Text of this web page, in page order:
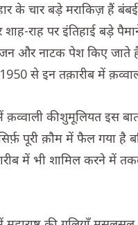
के चार बड़े मराकिज़ हैं
राह पर इंतिहाई बड़े
और नाटक पेश किए जाते
से इन तक़ारीब में
कीशुमूलियत इस
पूरी क़ौम में फैल गया
में भी शामिल करने में